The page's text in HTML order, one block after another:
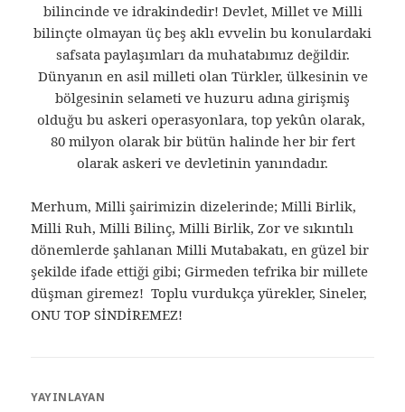
bilincinde ve idrakindedir! Devlet, Millet ve Milli
bilinçte olmayan üç beş aklı evvelin bu konulardaki
safsata paylaşımları da muhatabımız değildir.
Dünyanın en asil milleti olan Türkler, ülkesinin ve
bölgesinin selameti ve huzuru adına girişmiş
olduğu bu askeri operasyonlara, top yekûn olarak,
80 milyon olarak bir bütün halinde her bir fert
olarak askeri ve devletinin yanındadır.
Merhum, Milli şairimizin dizelerinde; Milli Birlik,
Milli Ruh, Milli Bilinç, Milli Birlik, Zor ve sıkıntılı
dönemlerde şahlanan Milli Mutabakatı, en güzel bir
şekilde ifade ettiği gibi; Girmeden tefrika bir millete
düşman giremez! Toplu vurdukça yürekler, Sineler,
ONU TOP SİNDİREMEZ!
YAYINLAYAN